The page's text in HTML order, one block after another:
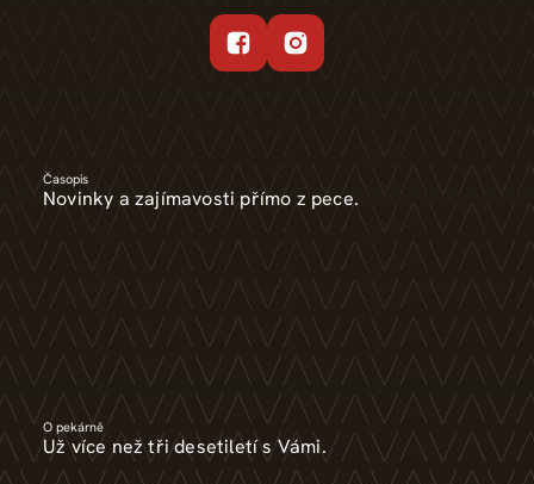
Časopis
Novinky a zajímavosti přímo z pece.
O pekárně
Už více než tři desetiletí s Vámi.